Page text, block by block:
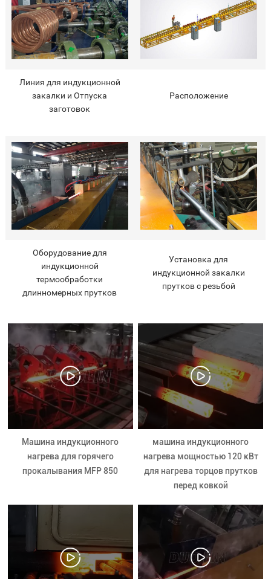
Линия для индукционной
закалки и Отпуска
заготовок
Расположение
Оборудование для
индукционной
термообработки
длинномерных прутков
Установка для
индукционной закалки
прутков с резьбой
Машина индукционного
нагрева для горячего
прокалывания MFP 850
машина индукционного
нагрева мощностью 120 кВт
для нагрева торцов прутков
перед ковкой